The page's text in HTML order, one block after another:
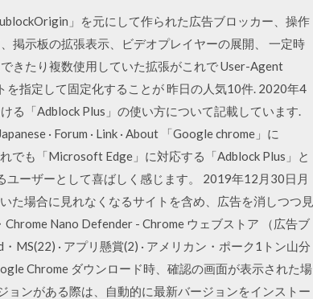
」を元にして作られた広告ブロッカー、操作
掲示板の拡張表示、ビデオプレイヤーの展開、 一定時
きたり複数使用していた拡張がこれで User-Agent
指定して固定化することが 昨日の人気10件. 2020年4
「Adblock Plus」の使い方について記載しています.
· Forum · Link · About 「Google chrome」に
でも「Microsoft Edge」に対応する「Adblock Plus」と
ーザーとして喜ばしく感じます。 2019年12月30日月
た場合に見れなくなるサイトを含め、広告を消しつつ見
Nano Defender - Chrome ウェブストア （広告ブ
MS(22) · アプリ懸賞(2) · アメリカン・ポーク1トン山分
Chrome ダウンロード時、確認の画面が表示された場
ンがある際は、自動的に最新バージョンをインストー